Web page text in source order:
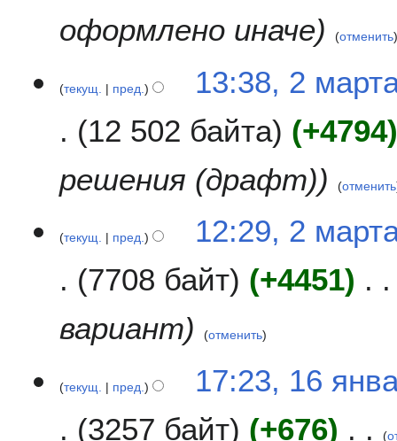
оформлено иначе
отменить
текущ. пред.
13:38, 2
12 502 байта
+4794
решения (драфт)
отменить
текущ. пред.
12:29, 2
7708 байт
+4451
вариант
отменить
6
текущ. пред.
17:23, 16
3257 байт
+676